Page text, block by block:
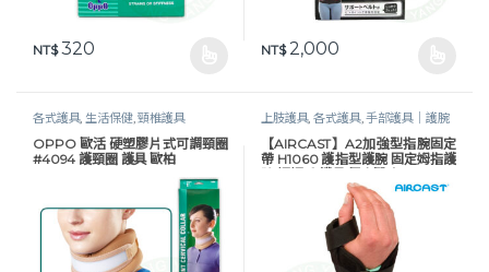
NT$320 NT$2,000
各式護具,生活保健,頸椎護具
OPPO 歐活 硬塑膠片式可調頸圈
#4094 護頸圈 護具 歐柏
上肢護具,各式護具,手部護具｜護腕
｜手托板 , 指定折扣商品,生活保健
【AIRCAST】A2加強型指腕固定
帶 H1060 護指型護腕 固定姆指護